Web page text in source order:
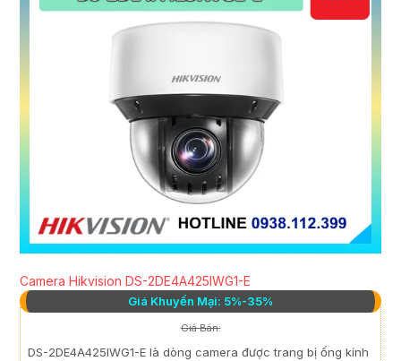
Camera Hikvision DS-2DE4A425IWG1-E
Giá Khuyến Mại: 5%-35%
Giá Bán:
DS-2DE4A425IWG1-E là dòng camera được trang bị ống kính